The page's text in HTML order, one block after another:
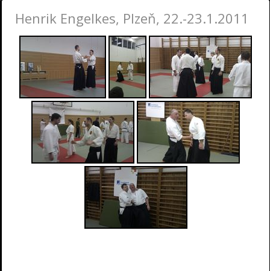
Henrik Engelkes, Plzeň, 22.-23.1.2011